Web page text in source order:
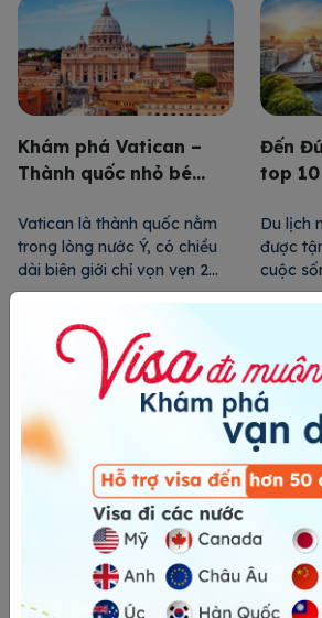
đâu? Hãy cùng 24HVISA bỏ
túi top 10+ điểm đến ấn
tượng bậc nhất dưới đây
nhé. Các địa điểm du lịch […]
Cùng
những
quanh
thông
Khám phá Vatican –
Thành quốc nhỏ bé
Vatican là thành quốc nằm
trong lòng nước Ý, có chiều
dài biên giới chỉ vọn vẹn 2
dặm và thu hút hàng triệu
ghé thăm mỗi năm. Đứng
đầu thành quốc là Giáo
Hoàng – Vị vua chuyên chế
duy nhất ở châu Âu. Vậy,
điểm đến du lịch […]
Đến
top 10
Du lịch
được
cuộc
mẫu,
dẫn, thú
du
dưới
đi trọn
Kinh nghiệm du lịch
Đông Âu mới nhất
Mặc dù Đông Âu bị ngành
du lịch bỏ quên và thường
Du
trước
đẹp
Hy Lạp
Nam